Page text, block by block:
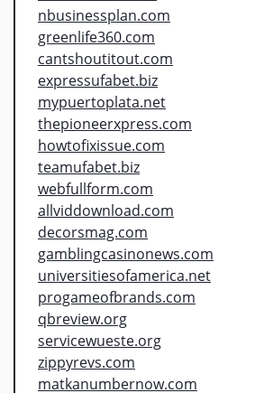
nbusinessplan.com
greenlife360.com
cantshoutitout.com
expressufabet.biz
mypuertoplata.net
thepioneerxpress.com
howtofixissue.com
teamufabet.biz
webfullform.com
allviddownload.com
decorsmag.com
gamblingcasinonews.com
universitiesofamerica.net
progameofbrands.com
qbreview.org
servicewueste.org
zippyrevs.com
matkanumbernow.com